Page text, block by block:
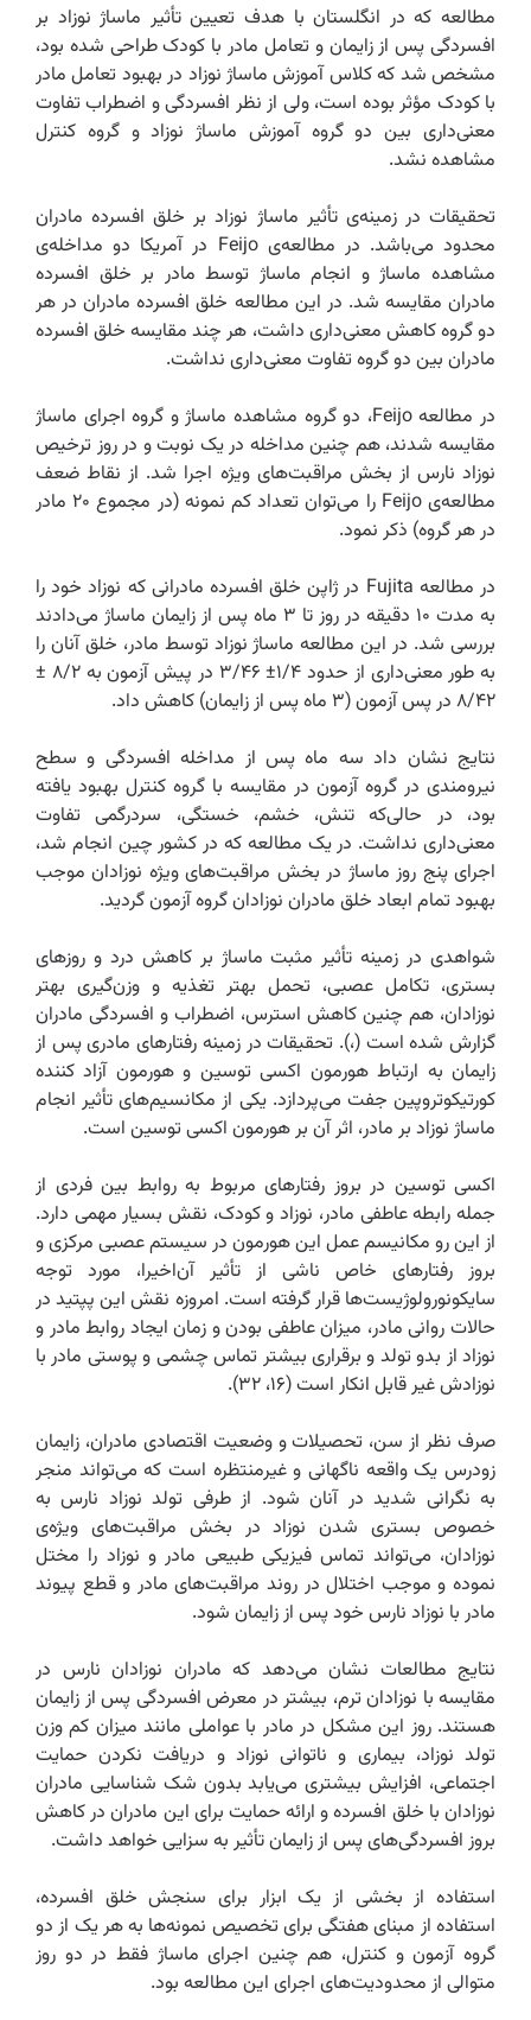
مطالعه که در انگلستان با هدف تعیین تأثیر ماساژ نوزاد بر
افسردگی پس از زایمان و تعامل مادر با کودک طراحی شده بود،
مشخص شد که کلاس آموزش ماساژ نوزاد در بهبود تعامل مادر
با کودک مؤثر بوده است، ولی از نظر افسردگی و اضطراب تفاوت
معنی‌داری بین دو گروه آموزش ماساژ نوزاد و گروه کنترل
مشاهده نشد.‌
تحقیقات در زمینه‌ی تأثیر ماساژ نوزاد بر خلق افسرده مادران
محدود می‌باشد. در مطالعه‌ی ‌Feijo‌ در آمریکا دو مداخله‌ی
مشاهده ماساژ و انجام ماساژ توسط مادر بر خلق افسرده
مادران مقایسه شد. در این مطالعه خلق افسرده مادران در هر
دو گروه کاهش معنی‌داری داشت، هر چند مقایسه خلق افسرده
مادران بین دو گروه تفاوت معنی‌داری نداشت.
در مطالعه ‌Feijo، دو گروه مشاهده ماساژ و گروه اجرای ماساژ
مقایسه شدند، هم چنین مداخله در یک نوبت و در روز ترخیص
نوزاد نارس از بخش مراقبت‌های ویژه اجرا شد. از نقاط ضعف
مطالعه‌ی ‌Feijo‌ را می‌توان تعداد کم نمونه (در مجموع ۲۰ مادر
در هر گروه) ذکر نمود.‌
در مطالعه ‌Fujita‌ در ژاپن خلق افسرده مادرانی که نوزاد خود را
به مدت ۱۰ دقیقه در روز تا ۳ ماه پس از زایمان ماساژ می‌دادند
بررسی شد. در این مطالعه ماساژ نوزاد توسط مادر، خلق آنان را
به طور معنی‌داری از حدود ۱/۴± ۳/۴۶ در پیش آزمون به ۸/۲ ±
۸/۴۲ در پس آزمون (۳‌ ماه پس از زایمان) کاهش داد.
نتایج نشان داد سه ماه پس از مداخله افسردگی و سطح
نیرومندی در گروه آزمون در مقایسه با گروه کنترل بهبود یافته
بود، در حالی‌که تنش، خشم، خستگی، سردرگمی تفاوت
معنی‌داری نداشت.‌ در یک مطالعه که در کشور چین انجام شد،
اجرای پنج روز ماساژ در بخش مراقبت‌های ویژه نوزادان موجب
بهبود تمام ابعاد خلق مادران نوزادان گروه آزمون گردید.‌
شواهدی در زمینه تأثیر مثبت ماساژ بر کاهش درد و روزهای
بستری، تکامل عصبی، تحمل بهتر تغذیه و وزن‌گیری بهتر
نوزادان، هم چنین کاهش استرس، اضطراب و افسردگی مادران
گزارش شده است (،). تحقیقات در زمینه رفتارهای مادری پس از
زایمان به ارتباط هورمون اکسی توسین و هورمون آزاد کننده
کورتیکوتروپین جفت می‌پردازد. یکی از مکانسیم‌های تأثیر انجام
ماساژ نوزاد بر مادر، اثر آن بر هورمون اکسی توسین است.
اکسی توسین در بروز رفتارهای مربوط به روابط بین فردی از
جمله رابطه عاطفی مادر، نوزاد و کودک، نقش بسیار مهمی دارد.
از این رو مکانیسم عمل این هورمون در سیستم عصبی مرکزی و
بروز رفتارهای خاص ناشی از تأثیر آن‌اخیرا، مورد توجه
سایکونورولوژیست‌ها قرار گرفته است. امروزه نقش این پپتید در
حالات روانی مادر، میزان عاطفی بودن و زمان ایجاد روابط مادر و
نوزاد از بدو تولد و برقراری بیشتر تماس چشمی و پوستی مادر با
نوزادش غیر قابل انکار است (۱۶، ۳۲).‌
صرف نظر از سن، تحصیلات و وضعیت اقتصادی مادران، زایمان
زودرس یک واقعه ناگهانی و غیرمنتظره است که می‌تواند منجر
به نگرانی شدید در آنان شود. از طرفی تولد نوزاد نارس به
خصوص بستری شدن نوزاد در بخش مراقبت‌های ویژه‌ی
نوزادان، می‌تواند تماس فیزیکی طبیعی مادر و نوزاد را مختل
نموده و موجب اختلال در روند مراقبت‌های مادر و قطع پیوند
مادر با نوزاد نارس خود پس از زایمان شود.
نتایج مطالعات نشان می‌دهد که مادران نوزادان نارس در
مقایسه با نوزادان ترم، بیشتر در معرض افسردگی پس از زایمان
هستند. روز این مشکل در مادر با عواملی مانند میزان کم وزن
تولد نوزاد، بیماری و ناتوانی نوزاد و دریافت نکردن حمایت
اجتماعی، افزایش بیشتری می‌یابد بدون شک شناسایی مادران
نوزادان با خلق افسرده و ارائه حمایت برای این مادران در کاهش
بروز افسردگی‌های پس از زایمان تأثیر به سزایی خواهد داشت.‌
استفاده از بخشی از یک ابزار برای سنجش خلق افسرده،
استفاده از مبنای هفتگی برای تخصیص نمونه‌ها به هر یک از دو
گروه آزمون و کنترل، هم چنین اجرای ماساژ فقط در دو روز
متوالی از محدودیت‌های اجرای این مطالعه بود.‌